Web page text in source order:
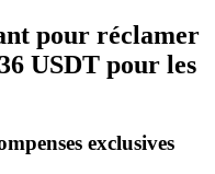
pour réclamer
USDT pour les
exclusives